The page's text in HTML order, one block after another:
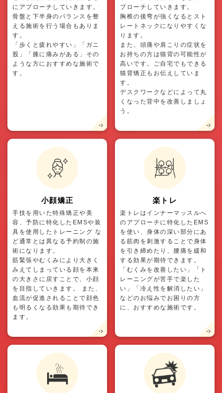
にアプローチしていきます。
骨盤と下半身のバランスを整
える施術を行う場合もありま
す。
「歩くと疲れやすい」「ガニ
股」「膝に痛みがある」その
ような方におすすめな施術で
す。
プローチしていきます。
胸椎の後弯が強くなるとスト
レートネックになりやすくな
ります。
また、頭痛や肩こりの症状を
お持ちの方は猫背の可能性が
高いです。ご自宅でもできる
猫背矯正もお伝えしていま
す。
デスクワークなどによって丸
くなった背中を改善しましょ
う。
小顔矯正
手技を用いた特殊矯正や美
容、予防に特化したEMSや装
具を使用したトレーニング な
ど通常とは異なる予約制の施
術になります。
筋緊張やむくみにより大きく
みえてしまっている顔を本来
の大きさに戻すことで、小顔
を目指していきます。 また、
血流が促進されることで顔色
も明るくなる効果も期待でき
ます。
楽トレ
楽トレはインナーマッスルへ
のアプローチに特化したEMS
を使い、身体の深い部分にあ
る筋肉を刺激することで身体
を引き締めたり、腰痛を緩和
する効果が期待できます。
「むくみを改善したい」「ト
レーニングが苦手で楽した
い」「冷え性を解消したい」
などのお悩みでお困りの方
に、おすすめな施術です。